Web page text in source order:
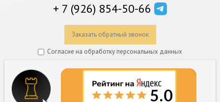
+ 7 (926) 854-50-66
Заказать обратный звонок
Согласие на обработку персональных данных